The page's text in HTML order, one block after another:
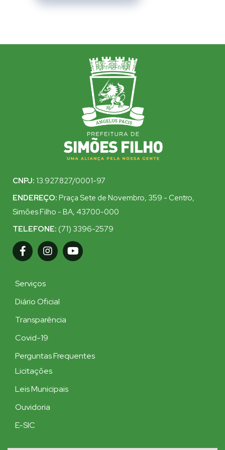
CNPJ: 13.927.827/0001-97
ENDEREÇO: Praça Sete de Novembro, 359 - Centro,
Simões Filho - BA, 43700-000
TELEFONE: (71) 3396-2579
Serviços
Diário Oficial
Transparência
Covid-19
Perguntas Frequentes
Licitações
Leis Municipais
Ouvidoria
E-SIC